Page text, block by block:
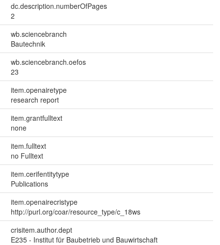
dc.description.numberOfPages
2
wb.sciencebranch
Bautechnik
wb.sciencebranch.oefos
23
item.openairetype
research report
item.grantfulltext
none
item.fulltext
no Fulltext
item.cerifentitytype
Publications
item.openairecristype
http://purl.org/coar/resource_type/c_18ws
crisitem.author.dept
E235 - Institut für Baubetrieb und Bauwirtschaft